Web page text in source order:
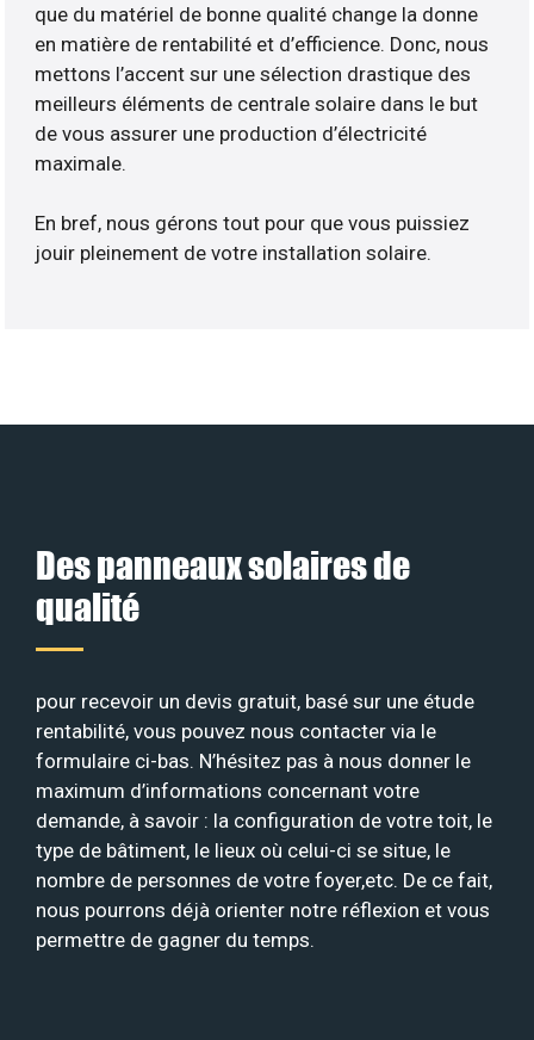
que du matériel de bonne qualité change la donne
en matière de rentabilité et d’efficience. Donc, nous
mettons l’accent sur une sélection drastique des
meilleurs éléments de centrale solaire dans le but
de vous assurer une production d’électricité
maximale.
En bref, nous gérons tout pour que vous puissiez
jouir pleinement de votre installation solaire.
Des panneaux solaires de
qualité
pour recevoir un devis gratuit, basé sur une étude
rentabilité, vous pouvez nous contacter via le
formulaire ci-bas. N’hésitez pas à nous donner le
maximum d’informations concernant votre
demande, à savoir : la configuration de votre toit, le
type de bâtiment, le lieux où celui-ci se situe, le
nombre de personnes de votre foyer,etc. De ce fait,
nous pourrons déjà orienter notre réflexion et vous
permettre de gagner du temps.